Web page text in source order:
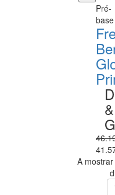
Pré-
base
&
A